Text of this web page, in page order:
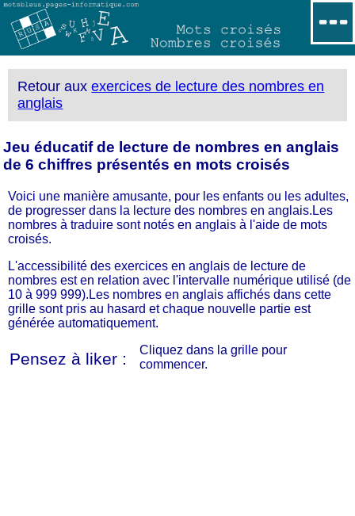
Retour auxexercices de lecture des nombres en
anglais
Jeu éducatif de lecture de nombres en anglais
de 6 chiffres présentés en mots croisés
Voici une manière amusante, pour les enfants ou les adultes,
de progresser dans la lecture des nombres en anglais.Les
nombres à traduire sont notés en anglais à l'aide de mots
croisés.
L'accessibilité des exercices en anglais de lecture de
nombres est en relation avec l'intervalle numérique utilisé (de
10 à 999 999).Les nombres en anglais affichés dans cette
grille sont pris au hasard et chaque nouvelle partie est
générée automatiquement.
Pensez à liker :
Cliquez dans la grille pour
commencer.